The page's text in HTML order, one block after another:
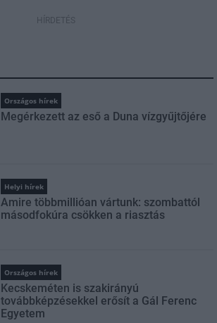
HÍRDETÉS
Országos hírek
Megérkezett az eső a Duna vízgyűjtőjére
Helyi hírek
Amire többmillióan vártunk: szombattól
másodfokúra csökken a riasztás
Országos hírek
Kecskeméten is szakirányú
továbbképzésekkel erősít a Gál Ferenc
Egyetem